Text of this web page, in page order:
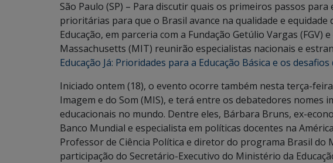
São Paulo (SP) – Para discutir quais os primeiros passos
prioritárias para que o Brasil avance na qualidade e equidade
Educação, em parceria com a Fundação Getúlio Vargas (FGV)
Massachusetts (MIT) reunirão especialistas nacionais e
Educação Já: Prioridades para a Educação Básica e os
Iniciado ontem (18), o evento ocorre também nesta terça-
Imagem e do Som (MIS), e terá entre os debatedores nomes
educacionais no mundo. Dentre eles, Bárbara Bruns, ex-
Banco Mundial e especialista em políticas docentes na
Professor de Ciência Política e diretor do programa Brasil do
participação do Secretário-Executivo do Ministério da